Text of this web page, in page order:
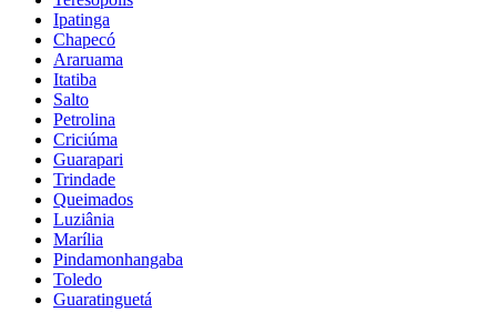
Ipatinga
Chapecó
Araruama
Itatiba
Salto
Petrolina
Criciúma
Guarapari
Trindade
Queimados
Luziânia
Marília
Pindamonhangaba
Toledo
Guaratinguetá